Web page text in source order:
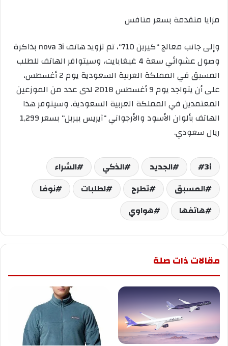
مزايا متقدمة بسعر منافس
وإلى جانب معالج“كيرين 710 “، تم تزويد هاتفnova 3i بذاكرة
وصول عشوائي سعة 4
غيغابايت، وسيتوافر الهاتف للطلب
المسبق في المملكة العربية السعودية يوم2أغسطس،
على أن يتواجديوم9أغسطس 2018 لدى عدد من الموزعين
المعتمدين في المملكة العربية السعودية. وسيتوفر هذا
الهاتفبألوان الأسود والأرجواني“آيريس بيربل“ بسعر
ريال سعودي.
3i الجديد الذكي
الشراء
المسبق
تطرح لطلبات
نوفا
هاتفها
هواوي
مقالات ذات صلة